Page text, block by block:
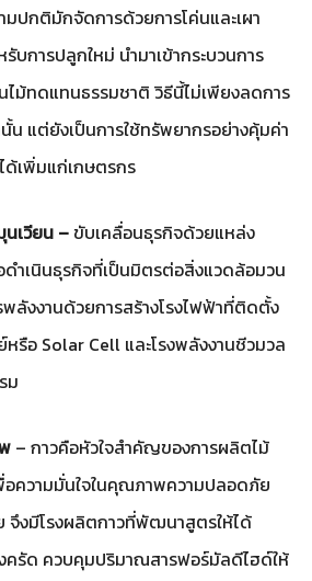
ปกติมักจัดการด้วยการโค่นและเผา
บการปลูกใหม่ นำมาเข้ากระบวนการ
ม้ทดแทนธรรมชาติ วิธีนี้ไม่เพียงลดการ
น แต่ยังเป็นการใช้ทรัพยากรอย่างคุ้มค่า
ด้เพิ่มแก่เกษตรกร
เวียน – ขับเคลื่อนธุรกิจด้วยแหล่ง
ดำเนินธุรกิจที่เป็นมิตรต่อสิ่งแวดล้อมวน
ลังงานด้วยการสร้างโรงไฟฟ้าที่ติดตั้ง
รือ Solar Cell และโรงพลังงานชีวมวล
ม
– กาวคือหัวใจสำคัญของการผลิตไม้
อความมั่นใจในคุณภาพความปลอดภัย
จึงมีโรงผลิตกาวที่พัฒนาสูตรให้ได้
ครัด ควบคุมปริมาณสารฟอร์มัลดีไฮด์ให้